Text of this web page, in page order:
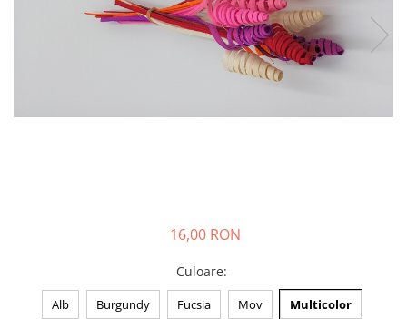
16,00 RON
Culoare:
Alb Burgundy Fucsia Mov Multicolor